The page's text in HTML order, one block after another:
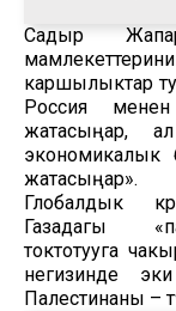
Садыр
каршылыктар
Россия
жатасыңар,
экономикалык
жатасыңар».
Глобалдык
Газадагы
токтотууга
негизинде
Палестинаны –